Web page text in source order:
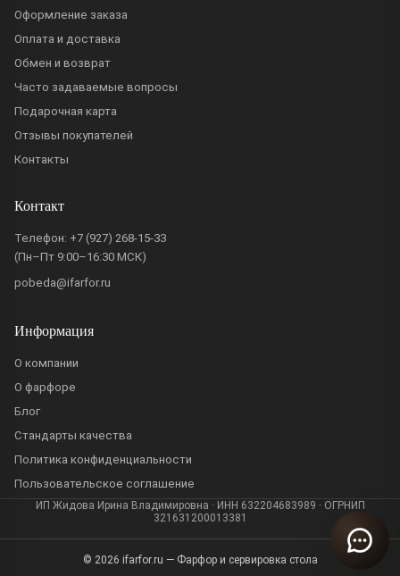
Оформление заказа
Оплата и доставка
Обмен и возврат
Часто задаваемые вопросы
Подарочная карта
Отзывы покупателей
Контакты
Контакт
Телефон: +7 (927) 268-15-33
(Пн–Пт 9:00–16:30 МСК)
pobeda@ifarfor.ru
Информация
О компании
О фарфоре
Блог
Стандарты качества
Политика конфиденциальности
Пользовательское соглашение
ИП Жидова Ирина Владимировна · ИНН 632204683989 · ОГРНИП
321631200013381
© 2026 ifarfor.ru — Фарфор и сервировка стола